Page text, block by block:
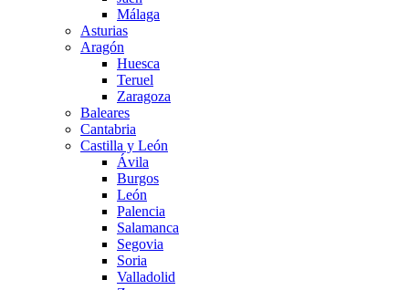
Málaga
Asturias
Aragón
Huesca
Teruel
Zaragoza
Baleares
Cantabria
Castilla y León
Ávila
Burgos
León
Palencia
Salamanca
Segovia
Soria
Valladolid